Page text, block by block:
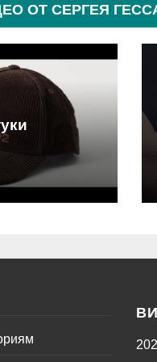
ОТ СЕРГЕЯ